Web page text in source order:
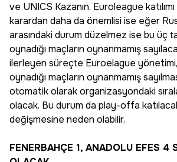
ve UNICS Kazanın, Euroleague katılımı
karardan daha da önemlisi ise eğer
arasındaki durum düzelmez ise bu üç
oynadığı maçların oynanmamış
ilerleyen süreçte Euroelague yönetimi,
oynadığı maçların oynanmamış
otomatik olarak organizasyondaki
olacak. Bu durum da play-offa
değişmesine neden olabilir.
FENERBAHÇE 1, ANADOLU EFES 4